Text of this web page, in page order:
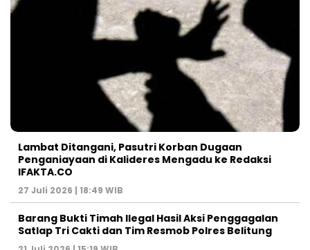
Lambat Ditangani, Pasutri Korban Dugaan
Penganiayaan di Kalideres Mengadu ke Redaksi
IFAKTA.CO
27 Juli 2026 | 18:49 WIB
Barang Bukti Timah Ilegal Hasil Aksi Penggagalan
Satlap Tri Cakti dan Tim Resmob Polres Belitung